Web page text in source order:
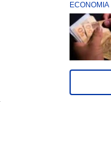
ECONOMIA